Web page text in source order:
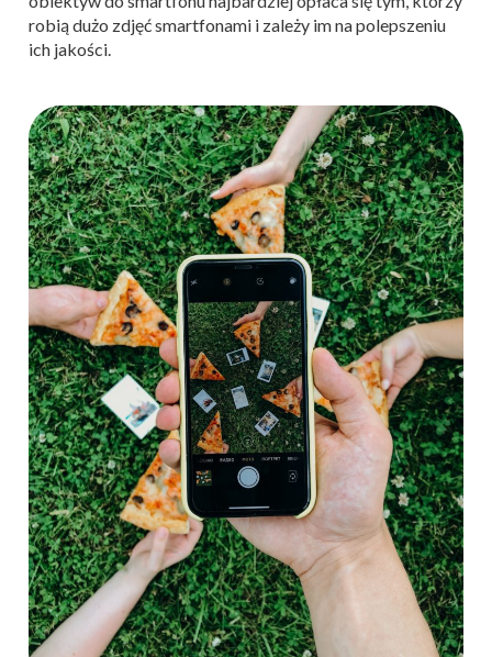
robią dużo zdjęć smartfonami i zależy im na polepszeniu
ich jakości.